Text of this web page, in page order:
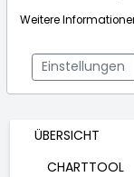
US9388241096]
Aktienkurse
ÜBERSICHT
CHARTTOOL
Weitere
Einstellungen